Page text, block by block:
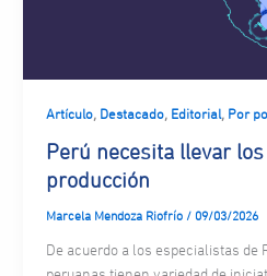
Artículo, Destacado, Editorial, Por
Perú necesita llevar
producción
Marcela Mendoza Riofrío / 09/03/2026
De acuerdo a los especialistas de